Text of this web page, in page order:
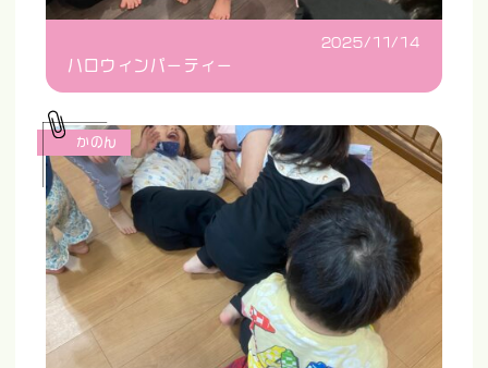
2025/11/14
ハロウィンパーティー
かのん